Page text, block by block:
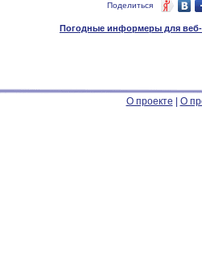
Поделиться
Погодные информеры для веб-
О проекте О